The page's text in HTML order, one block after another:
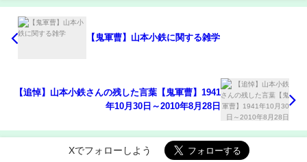
【鬼軍曹】山本小鉄に関する雑学
【追悼】山本小鉄さんの残した言葉【鬼軍曹】1941
年10月30日～2010年8月28日
Xでフォローしよう